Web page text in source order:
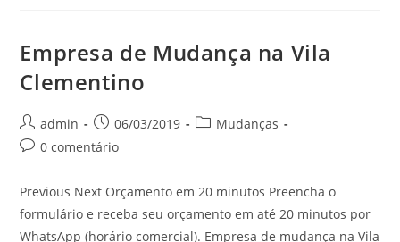
Empresa de Mudança na Vila
Clementino
admin 06/03/2019
Mudanças
0 comentário
Previous Next Orçamento em 20 minutos Preencha o
formulário e receba seu orçamento em até 20 minutos por
WhatsApp (horário comercial). Empresa de mudança na Vila